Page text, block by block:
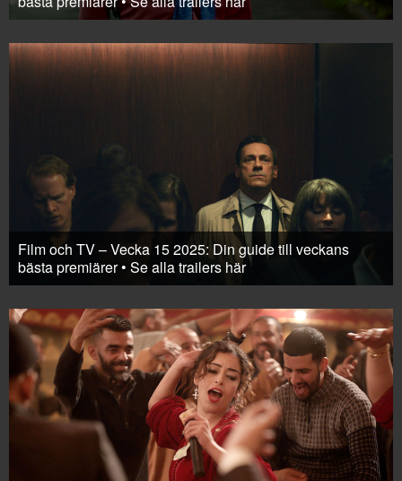
Film och TV – Vecka 15 2025: Din guide till veckans
bästa premiärer • Se alla trailers här